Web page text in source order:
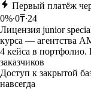
Первый платёж
0%∙0₸∙24
Лицензия junior
курса — агентства
4 кейса в портфолио.
заказчиков
Доступ к закрытой
навсегда